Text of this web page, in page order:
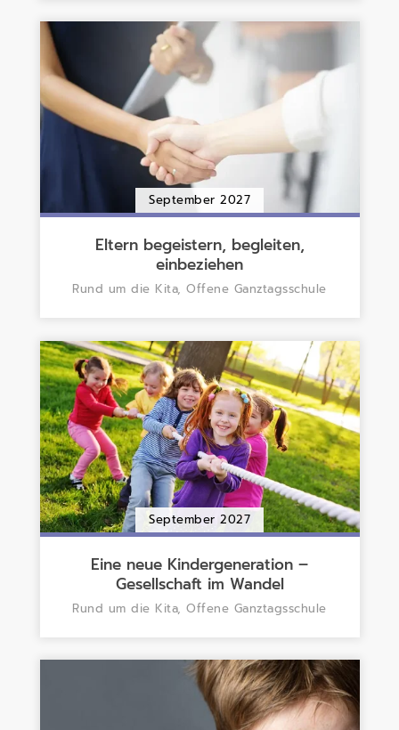
September 2027
Eltern begeistern, begleiten,
einbeziehen
Rund um die Kita, Offene Ganztagsschule
September 2027
Eine neue Kindergeneration –
Gesellschaft im Wandel
Rund um die Kita, Offene Ganztagsschule